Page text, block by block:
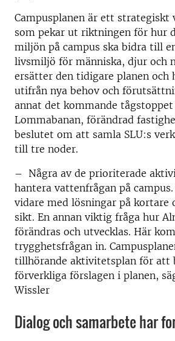
Campusplanen är ett strategiskt
som pekar ut riktningen för hur
miljön på campus ska bidra till
livsmiljö för människa, djur och
ersätter den tidigare planen och
utifrån nya behov och
annat det kommande tågstoppet
Lommabanan, förändrad
beslutet om att samla SLU:s
till tre noder.
– Några av de prioriterade
hantera vattenfrågan på
vidare med lösningar på kortare
sikt. En annan viktig fråga hur
förändras och utvecklas. Här
trygghetsfrågan in.
tillhörande aktivitetsplan för att
förverkliga förslagen i planen,
Wissler
Dialog och samarbete har